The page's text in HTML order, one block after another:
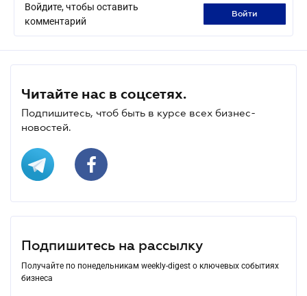
Войдите, чтобы оставить
комментарий
войти
Читайте нас в соцсетях.
Подпишитесь, чтоб быть в курсе всех бизнес-
новостей.
Подпишитесь на рассылку
Получайте по понедельникам weekly-digest о ключевых событиях
бизнеса